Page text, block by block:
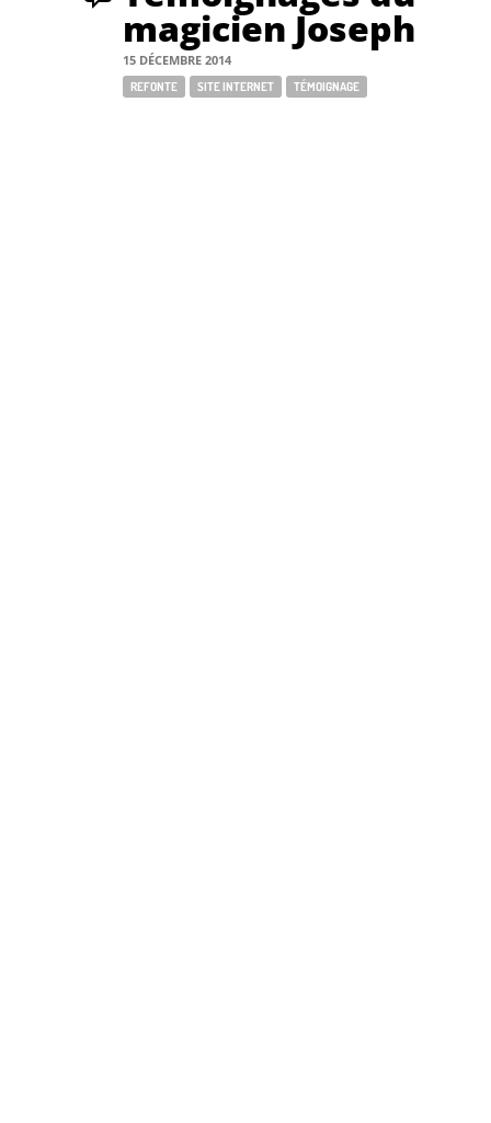
magicien Joseph
15 DÉCEMBRE 2014
Tags:
REFONTE SITE INTERNET TÉMOIGNAGE